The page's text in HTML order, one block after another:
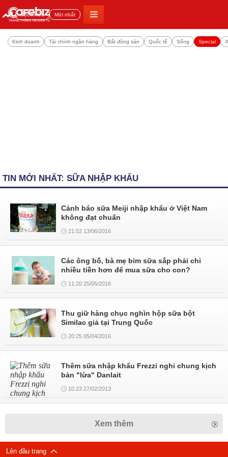
Đọc nhiều Mới nhất
Kinh doanh Tài chính ngân hàng Bất động sản Quốc tế Sống Special
TIN MỚI NHẤT: SỮA NHẬP KHẨU
Cảnh báo sữa Meiji nhập khẩu ở Việt Nam
không đạt chuẩn
21:52 13/06/2016
Các ông bố, bà mẹ bỉm sữa sắp phải chi
nhiều tiền hơn để mua sữa cho con?
11:20 25/05/2016
Thu giữ hàng chục nghìn hộp sữa bột
Similac giả tại Trung Quốc
20:25 05/04/2016
Thêm sữa nhập khẩu Frezzi nghi chung kịch
bản "lừa" Danlait
10:23 27/02/2013
Xem thêm
Lên đầu trang